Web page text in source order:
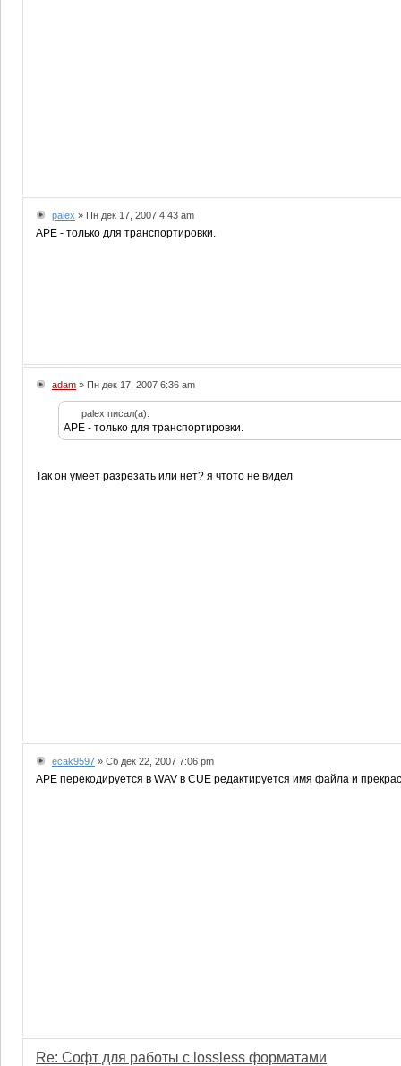
palex » Пн дек 17, 2007 4:43 am
APE - только для транспортировки.
adam » Пн дек 17, 2007 6:36 am
palex писал(а):
APE - только для транспортировки.
Так он умеет разрезать или нет? я чтото не видел
ecak9597 » Сб дек 22, 2007 7:06 pm
APE перекодируется в WAV в CUE редактируется имя файла и
Re: Софт для работы с lossless форматами